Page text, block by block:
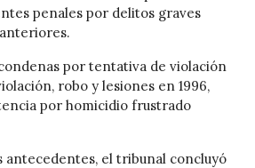
penales por delitos graves
por tentativa de violación
robo y lesiones en 1996,
por homicidio frustrado
antecedentes, el tribunal concluyó